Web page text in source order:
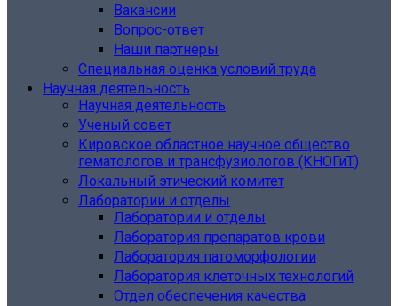
Вакансии
Вопрос-ответ
Наши партнёры
Специальная оценка условий труда
Научная деятельность
Научная деятельность
Ученый совет
Кировское областное научное общество
гематологов и трансфузиологов (КНОГиТ)
Локальный этический комитет
Лаборатории и отделы
Лаборатории и отделы
Лаборатория препаратов крови
Лаборатория патоморфологии
Лаборатория клеточных технологий
Отдел обеспечения качества